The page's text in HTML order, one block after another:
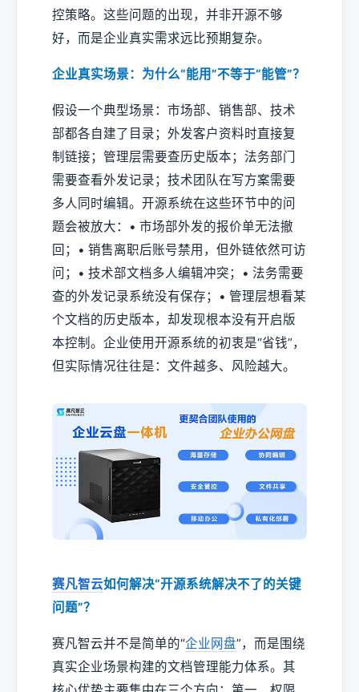
控策略。这些问题的出现，并非开源不够
好，而是企业真实需求远比预期复杂。
企业真实场景：为什么“能用”不等于“能管”？
假设一个典型场景：市场部、销售部、技术
部都各自建了目录；外发客户资料时直接复
制链接；管理层需要查历史版本；法务部门
需要查看外发记录；技术团队在写方案需要
多人同时编辑。开源系统在这些环节中的问
题会被放大：• 市场部外发的报价单无法撤
回；• 销售离职后账号禁用，但外链依然可访
问；• 技术部文档多人编辑冲突；• 法务需要
查的外发记录系统没有保存；• 管理层想看某
个文档的历史版本，却发现根本没有开启版
本控制。企业使用开源系统的初衷是“省钱”，
但实际情况往往是：文件越多、风险越大。
赛凡智云如何解决“开源系统解决不了的关键
问题”？
赛凡智云并不是简单的“企业网盘”，而是围绕
真实企业场景构建的文档管理能力体系。其